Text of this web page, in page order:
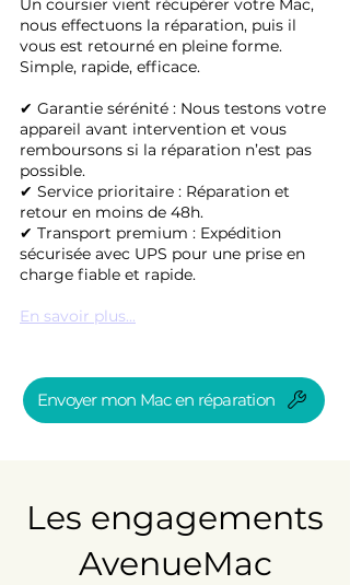
Un coursier vient récupérer votre Mac,
nous effectuons la réparation, puis il
vous est retourné en pleine forme.
Simple, rapide, efficace.
✔ Garantie sérénité : Nous testons votre
appareil avant intervention et vous
remboursons si la réparation n’est pas
possible.
✔ Service prioritaire : Réparation et
retour en moins de 48h.
✔ Transport premium : Expédition
sécurisée avec UPS pour une prise en
charge fiable et rapide.
En savoir plus...
Envoyer mon Mac en réparation
Les engagements
AvenueMac